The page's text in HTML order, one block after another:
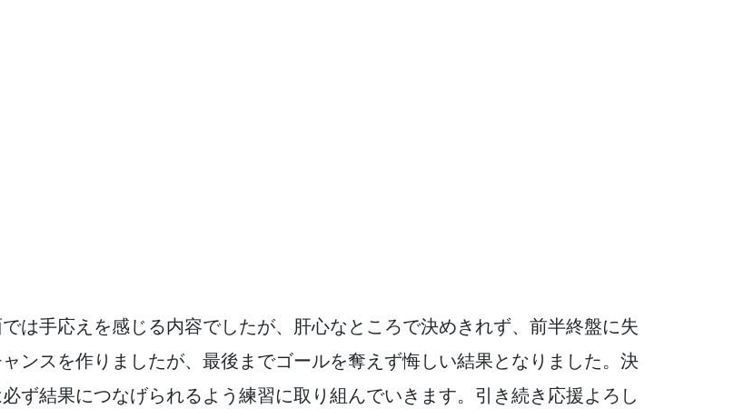
は手応えを感じる内容でしたが、肝心なところで決めきれず、前半終盤に失
ンスを作りましたが、最後までゴールを奪えず悔しい結果となりました。決
ず結果につなげられるよう練習に取り組んでいきます。引き続き応援よろし